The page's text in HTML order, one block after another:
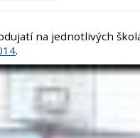
na jednotlivých
.